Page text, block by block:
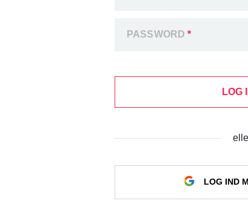
PASSWORD*
LOG
LOG IND